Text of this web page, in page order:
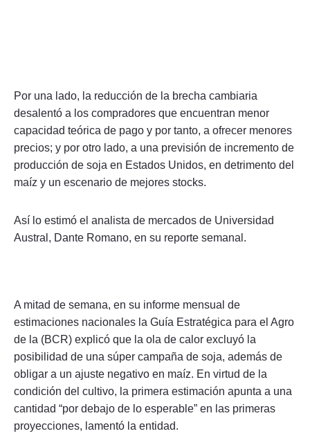
Por una lado, la reducción de la brecha cambiaria
desalentó a los compradores que encuentran menor
capacidad teórica de pago y por tanto, a ofrecer menores
precios; y por otro lado, a una previsión de incremento de
producción de soja en Estados Unidos, en detrimento del
maíz y un escenario de mejores stocks.
Así lo estimó el analista de mercados de Universidad
Austral, Dante Romano, en su reporte semanal.
A mitad de semana, en su informe mensual de
estimaciones nacionales la Guía Estratégica para el Agro
de la (BCR) explicó que la ola de calor excluyó la
posibilidad de una súper campaña de soja, además de
obligar a un ajuste negativo en maíz. En virtud de la
condición del cultivo, la primera estimación apunta a una
cantidad “por debajo de lo esperable” en las primeras
proyecciones, lamentó la entidad.